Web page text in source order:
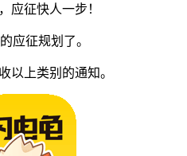
征快人一步！
应征规划了。
上类别的通知。